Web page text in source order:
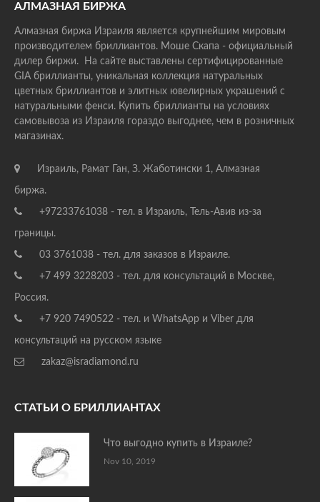
АЛМАЗНАЯ БИРЖА
Алмазная биржа Израиля является крупнейшим мировым
производителем бриллиантов. Моше Скапа - официальный
дилер биржи. На сайте выставлены сертифицированные
GIA бриллианты, уникальная коллекция натуральных
цветных бриллиантов и элитных ювелирных украшений с
натуральными фенси. Купить бриллианты на условиях
самовывоза из Израиля гораздо выгоднее, чем в розничных
магазинах.
Израиль, Рамат Ган, З. Жаботински 1, Алмазная
биржа.
+97233761038 - тел. в Израиль, Тель-Авив из-за
границы.
03 3761038 - тел. для заказов в Израиле.
+7 499 3228203 - тел. для консультаций в Москве,
Россия.
+7 920 7490522 - тел. и WhatsApp и Viber для
консультаций на русском языке
zakaz@isradiamond.ru
СТАТЬИ О БРИЛЛИАНТАХ
Что выгодно купить в Израиле?
Nov 10, 2019